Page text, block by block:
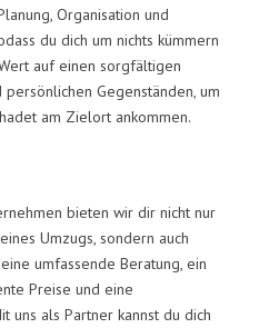
Organisation und
du dich um nichts kümmern
auf einen sorgfältigen
Gegenständen, um
am Zielort ankommen.
bieten wir dir nicht nur
Umzugs, sondern auch
umfassende Beratung, ein
Preise und eine
uns als Partner kannst du dich